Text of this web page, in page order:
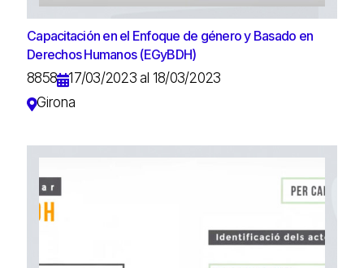
Capacitación en el Enfoque de género y Basado en
Derechos Humanos (EGyBDH)
8858
17/03/2023 al 18/03/2023
Girona